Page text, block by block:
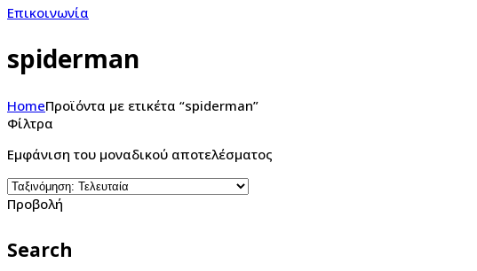
Επικοινωνία
spiderman
HomeΠροϊόντα με ετικέτα “spiderman”
Φίλτρα
Εμφάνιση του μοναδικού αποτελέσματος
Προβολή
Search